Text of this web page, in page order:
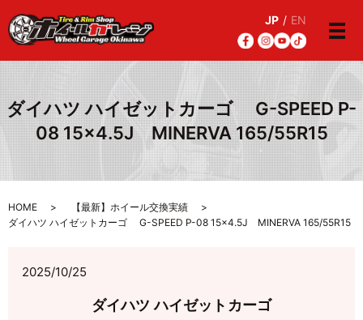
JP / EN
メ
ダイハツ ハイゼットカーゴ G-SPEED P-
08 15×4.5J MINERVA 165/55R15
HOME
【最新】ホイール交換実績
ダイハツ ハイゼットカーゴ G-SPEED P-08 15×4.5J MINERVA 165/55R15
2025/10/25
ダイハツ ハイゼットカーゴ